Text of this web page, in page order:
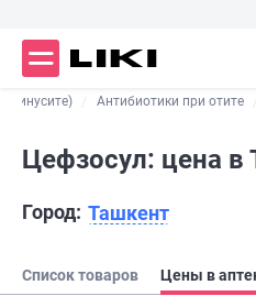
(синусите) Антибиотики при отите
Цефзосул: цена в
Город: Ташкент
Список товаров Цены в